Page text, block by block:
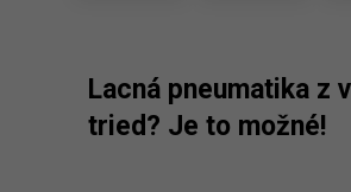
Lacná pneumatika z
tried? Je to možné!